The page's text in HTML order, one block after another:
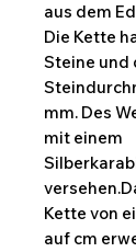
aus dem
Die Kette
Steine und
mm. Des
mit einem
Kette von
auf cm